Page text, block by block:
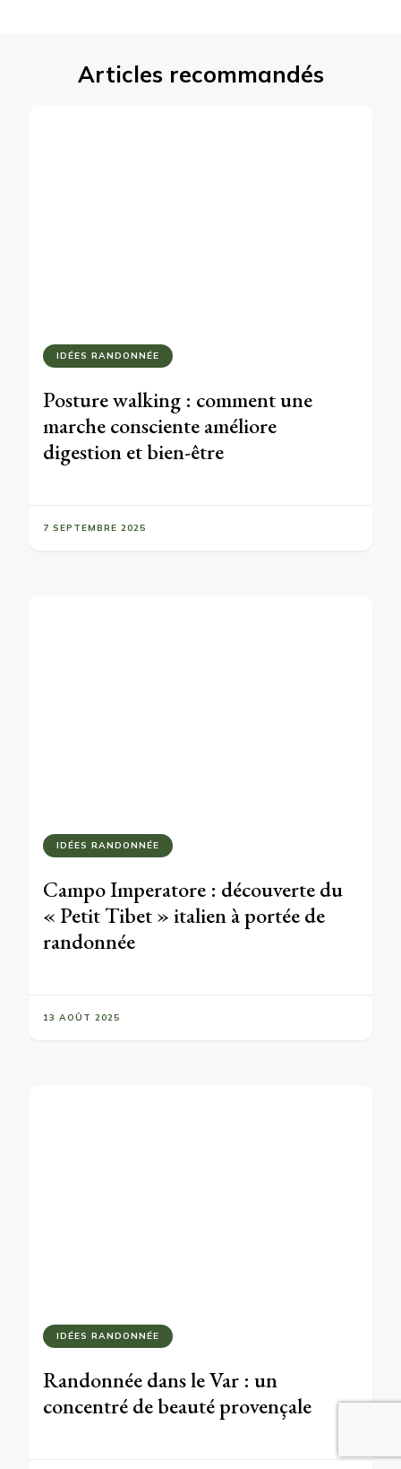
Articles recommandés
IDÉES RANDONNÉE
Posture walking : comment une
marche consciente améliore
digestion et bien-être
7 SEPTEMBRE 2025
IDÉES RANDONNÉE
Campo Imperatore : découverte du
« Petit Tibet » italien à portée de
randonnée
13 AOÛT 2025
IDÉES RANDONNÉE
Randonnée dans le Var : un
concentré de beauté provençale